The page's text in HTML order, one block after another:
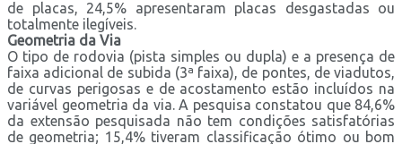
de placas, 24,5% apresentaram placas desgastadas ou
totalmente ilegíveis.
Geometria da Via
O tipo de rodovia (pista simples ou dupla) e a presença de
faixa adicional de subida (3ª faixa), de pontes, de viadutos,
de curvas perigosas e de acostamento estão incluídos na
variável geometria da via. A pesquisa constatou que 84,6%
da extensão pesquisada não tem condições satisfatórias
de geometria; 15,4% tiveram classificação ótimo ou bom